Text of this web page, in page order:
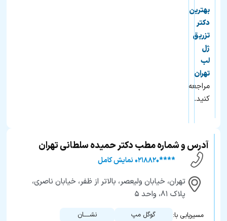
بهترین
دکتر
تزریق
ژل
لب
تهران
مراجعه
کنید.
آدرس و شماره مطب دکتر حمیده سلطانی تهران
****۰۲۱۸۸۲۰ نمایش کامل
تهران، خیابان ولیعصر، بالاتر از ظفر، خیابان ناصری،
پلاک ۸۱، واحد ۵
مسیریابی با: گوگل مپ نشــــان